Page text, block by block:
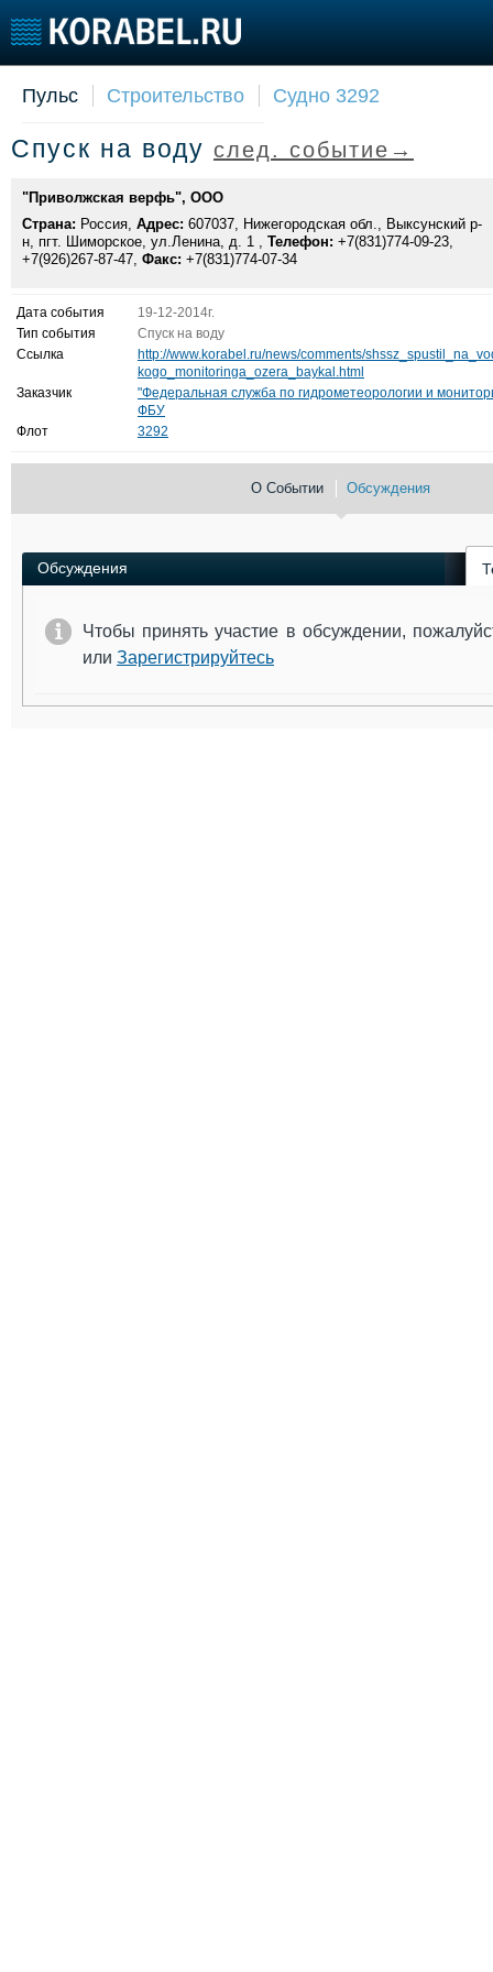
Пульс
Компании
Репутация
Работа
Журнал
Реклама
Доска объявлений
Оборудование
Изделия
Материалы
Пульс Строительство Судно 3292
Спуск на воду след. событие→
"Приволжская верфь", ООО
Страна: Россия, Адрес: 607037, Нижегородская обл., Выксунский р-
н, пгт. Шиморское, ул.Ленина, д. 1 , Телефон: +7(831)774-09-23,
+7(926)267-87-47, Факс: +7(831)774-07-34
Дата события
19-12-2014г.
Тип события
Спуск на воду
Ссылка
http://www.korabel.ru/news/comments/
kogo_monitoringa_ozera_baykal.html
Заказчик
"Федеральная служба по гидрометеорологии и
ФБУ
Флот
3292
О Событии Обсуждения
Обсуждения
Чтобы принять участие в обсуждении,
или Зарегистрируйтесь